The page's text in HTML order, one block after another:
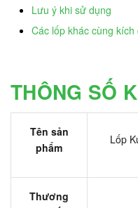
Lưu ý khi sử dụng
Các lốp khác cùng kích
THÔNG SỐ
Tên sản
phẩm
Lốp
Thương